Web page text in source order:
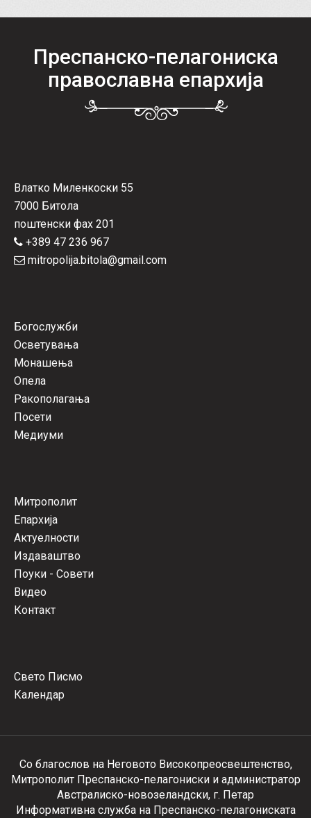
Преспанско-пелагониска
православна епархија
Влатко Миленкоски 55
7000 Битола
поштенски фах 201
+389 47 236 967
mitropolija.bitola@gmail.com
Богослужби
Осветувања
Монашења
Опела
Ракополагања
Посети
Медиуми
Митрополит
Епархија
Актуелности
Издаваштво
Поуки - Совети
Видео
Контакт
Свето Писмо
Календар
Со благослов на Неговото Високопреосвештенство,
Митрополит Преспанско-пелагониски и администратор
Австралиско-новозеландски, г. Петар
Информативна служба на Преспанско-пелагониската